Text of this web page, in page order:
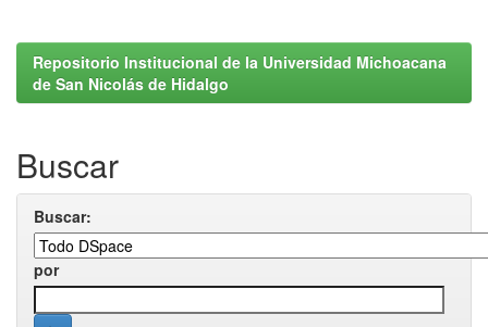
Repositorio Institucional de la Universidad Michoacana
de San Nicolás de Hidalgo
Buscar
Buscar:
por